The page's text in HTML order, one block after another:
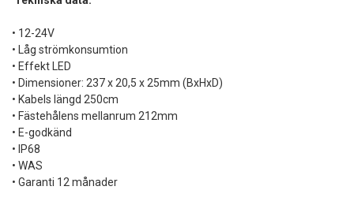
• 12-24V
• Låg strömkonsumtion
• Effekt LED
• Dimensioner: 237 x 20,5 x 25mm (BxHxD)
• Kabels längd 250cm
• Fästehålens mellanrum 212mm
• E-godkänd
• IP68
• WAS
• Garanti 12 månader